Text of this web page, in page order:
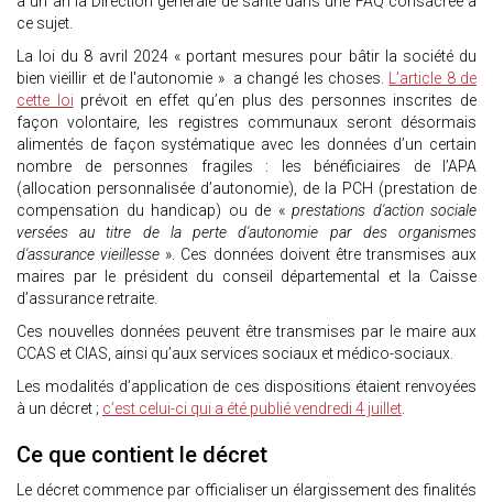
ce sujet.
La loi du 8 avril 2024 « portant mesures pour bâtir la société du
bien vieillir et de l'autonomie » a changé les choses. L’article 8 de
cette loi prévoit en effet qu’en plus des personnes inscrites de
façon volontaire, les registres communaux seront désormais
alimentés de façon systématique avec les données d’un certain
nombre de personnes fragiles : les bénéficiaires de l’APA
(allocation personnalisée d’autonomie), de la PCH (prestation de
compensation du handicap) ou de « prestations d'action sociale
versées au titre de la perte d'autonomie par des organismes
d'assurance vieillesse ». Ces données doivent être transmises aux
maires par le président du conseil départemental et la Caisse
d’assurance retraite.
Ces nouvelles données peuvent être transmises par le maire aux
CCAS et CIAS, ainsi qu’aux services sociaux et médico-sociaux.
Les modalités d’application de ces dispositions étaient renvoyées
à un décret ; c’est celui-ci qui a été publié vendredi 4 juillet.
Ce que contient le décret
Le décret commence par officialiser un élargissement des finalités